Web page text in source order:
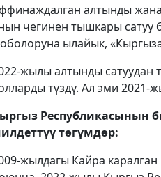
алтынды
чегинен тышкары сатуу
ылайык,
жылы алтынды
түздү. Ал эми 2021-
Республикасынын
төгүмдөр:
жылдагы Кайра